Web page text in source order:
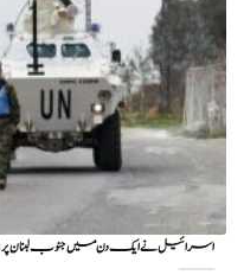
اسرائیل نے ایک دن میں جنوب لبنان پر 113 پروجیکٹائل فائر کیے: یونیفل